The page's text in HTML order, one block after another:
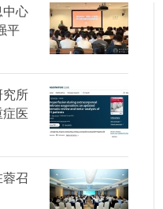
召开
2026-07-21 | 感染科
中心
平
动
究所
症医
召